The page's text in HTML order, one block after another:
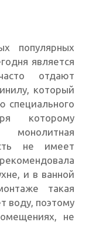
популярных
является
отдают
который
специального
которому
не имеет
и в ванной
такая
воду, поэтому
не